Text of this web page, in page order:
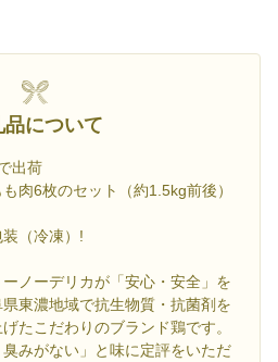
品について
出荷
肉6枚のセット（約1.5kg前後）
（冷凍）!
ノーデリカが「安心・安全」を
東濃地域で抗生物質・抗菌剤を
たこだわりのブランド鶏です。
臭みがない」と味に定評をいただ